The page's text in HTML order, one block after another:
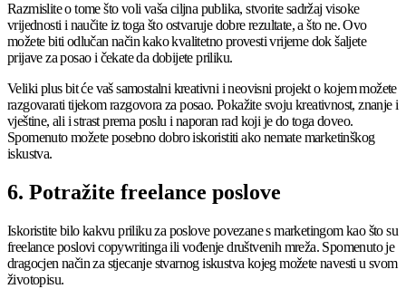
Razmislite o tome što voli vaša ciljna publika, stvorite sadržaj visoke
vrijednosti i naučite iz toga što ostvaruje dobre rezultate, a što ne. Ovo
možete biti odlučan način kako kvalitetno provesti vrijeme dok šaljete
prijave za posao i čekate da dobijete priliku.
Veliki plus bit će vaš samostalni kreativni i neovisni projekt o kojem možete
razgovarati tijekom razgovora za posao. Pokažite svoju kreativnost, znanje i
vještine, ali i strast prema poslu i naporan rad koji je do toga doveo.
Spomenuto možete posebno dobro iskoristiti ako nemate marketinškog
iskustva.
6. Potražite freelance poslove
Iskoristite bilo kakvu priliku za poslove povezane s marketingom kao što su
freelance poslovi copywritinga ili vođenje društvenih mreža. Spomenuto je
dragocjen način za stjecanje stvarnog iskustva kojeg možete navesti u svom
životopisu.